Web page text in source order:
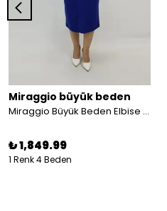
Miraggio büyük beden
Miraggio Büyük Beden Elbise 99435 SAKS
₺ 1,849.99
1 Renk 4 Beden